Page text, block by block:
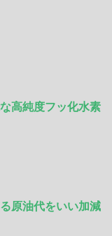
高純度フッ化水素
原油代をいい加減